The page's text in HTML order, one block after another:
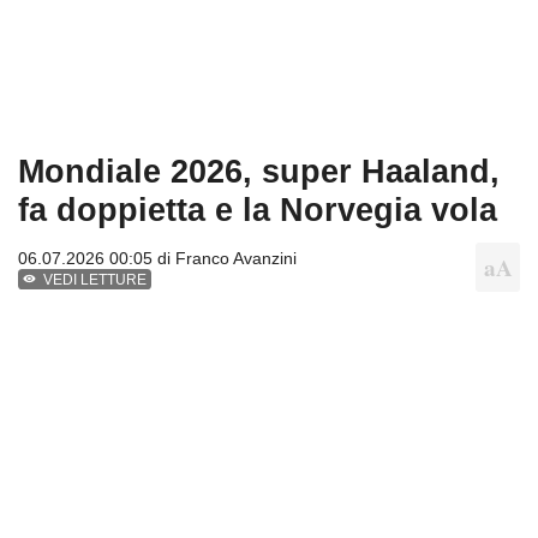
Mondiale 2026, super Haaland,
fa doppietta e la Norvegia vola
06.07.2026 00:05 di Franco Avanzini
VEDI LETTURE